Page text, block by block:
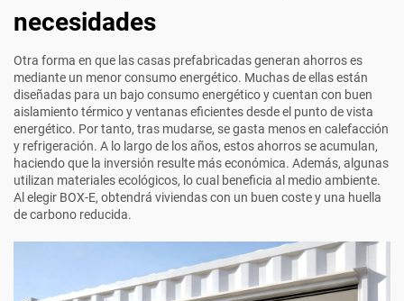
necesidades
Otra forma en que las casas prefabricadas generan ahorros es
mediante un menor consumo energético. Muchas de ellas están
diseñadas para un bajo consumo energético y cuentan con buen
aislamiento térmico y ventanas eficientes desde el punto de vista
energético. Por tanto, tras mudarse, se gasta menos en calefacción
y refrigeración. A lo largo de los años, estos ahorros se acumulan,
haciendo que la inversión resulte más económica. Además, algunas
utilizan materiales ecológicos, lo cual beneficia al medio ambiente.
Al elegir BOX-E, obtendrá viviendas con un buen coste y una huella
de carbono reducida.